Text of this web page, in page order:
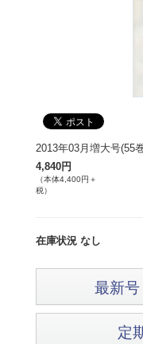
2013年03月増大号(55
4,840円
（本体4,400円＋
税）
在庫状況 なし
最新
定